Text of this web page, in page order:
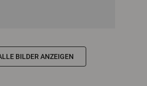
BILDER ANZEIGEN